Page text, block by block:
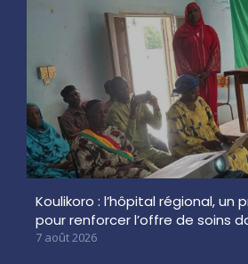
Koulikoro : l’hôpital régional,
pour renforcer l’offre de soins
7 août 2026